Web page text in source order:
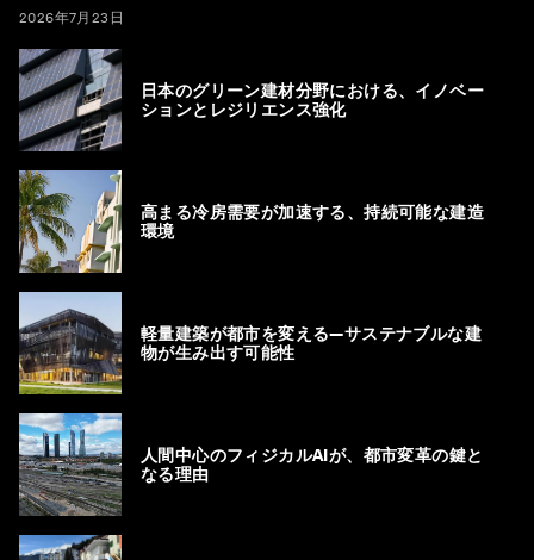
2026年7月23日
日本のグリーン建材分野における、イノベー
ションとレジリエンス強化
高まる冷房需要が加速する、持続可能な建造
環境
軽量建築が都市を変える―サステナブルな建
物が生み出す可能性
人間中心のフィジカルAIが、都市変革の鍵と
なる理由